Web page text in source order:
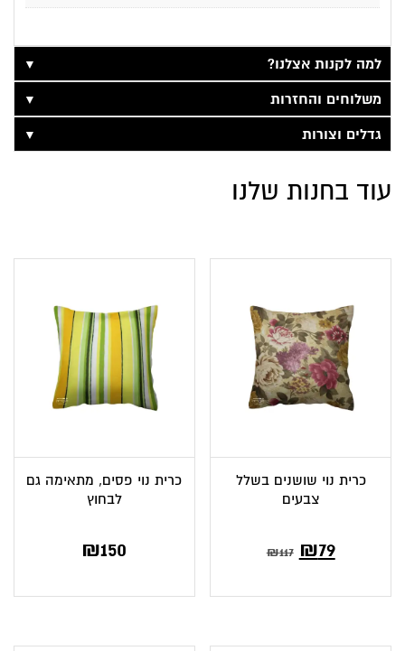
למה לקנות אצלנו?
▼
משלוחים והחזרות
▼
גדלים וצורות
▼
עוד בחנות שלנו
כרית נוי שושנים בשלל
צבעים
₪117 ₪79
כרית נוי פסים, מתאימה גם
לבחוץ
₪150